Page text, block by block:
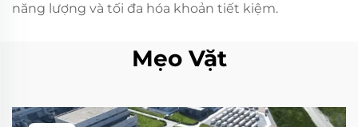
năng lượng và tối đa hóa khoản tiết kiệm.
Mẹo Vặt